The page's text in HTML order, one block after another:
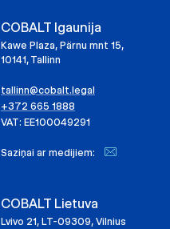
COBALT Igaunija
Kawe Plaza, Pärnu mnt 15,
10141, Tallinn
tallinn@cobalt.legal
+372 665 1888
VAT: EE100049291
Saziņai ar medijiem:
COBALT Lietuva
Lvivo 21, LT-09309, Vilnius